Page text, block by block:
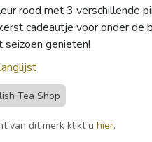
rood met 3 verschillende
cadeautje voor onder de
seizoen genieten!
Tea Shop
van dit merk klikt u hier.